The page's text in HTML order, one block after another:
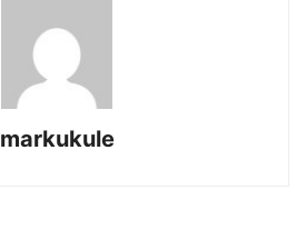
markukule